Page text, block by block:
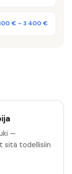
€ – 3 400 €
—
sitä todellisiin